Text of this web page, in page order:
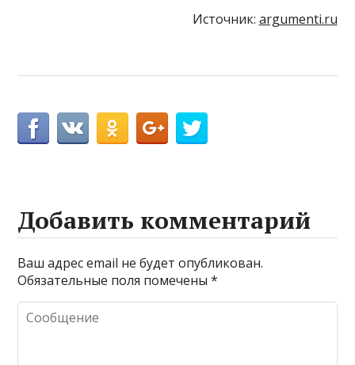
Источник: argumenti.ru
Добавить комментарий
Ваш адрес email не будет опубликован.
Обязательные поля помечены*